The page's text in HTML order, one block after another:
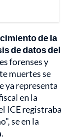
de la
de datos del
forenses y
muertes se
ya representa
en la
ICE registraba
se en la